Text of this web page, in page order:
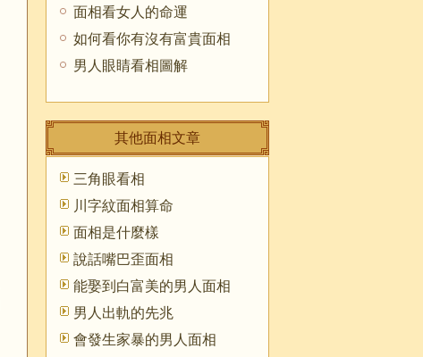
面相看女人的命運
如何看你有沒有富貴面相
男人眼睛看相圖解
其他面相文章
三角眼看相
川字紋面相算命
面相是什麼樣
說話嘴巴歪面相
能娶到白富美的男人面相
男人出軌的先兆
會發生家暴的男人面相